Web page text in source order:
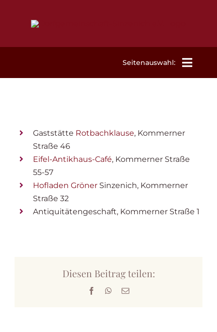
Seitenauswahl:
Termine
Mitgliedschaft
Kontakt
Gaststätte Rotbachklause, Kommerner
Straße 46
Eifel-Antikhaus-Café, Kommerner Straße
55-57
Hofladen Gröner Sinzenich, Kommerner
Straße 32
Antiquitätengeschaft, Kommerner Straße 1
Diesen Beitrag teilen:
FacebookWhatsApp
E-